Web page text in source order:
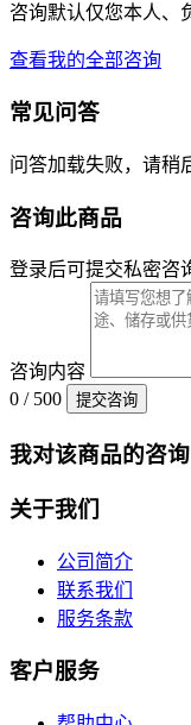
咨询默认仅您本人、
查看我的全部咨询
常见问答
问答加载失败，请稍
咨询此商品
登录后可提交私密咨
咨询内容
0 / 500
提交咨询
我对该商品的咨询
关于我们
公司简介
联系我们
服务条款
客户服务